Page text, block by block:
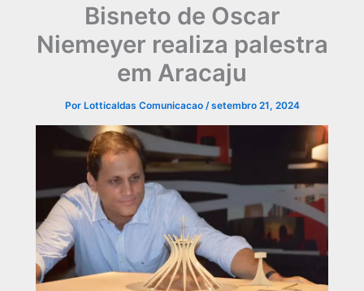
Bisneto de Oscar
Niemeyer realiza palestra
em Aracaju
Por Lotticaldas Comunicacao /setembro 21, 2024